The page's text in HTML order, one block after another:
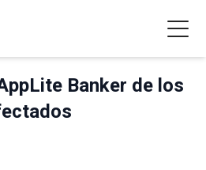
Banker de los